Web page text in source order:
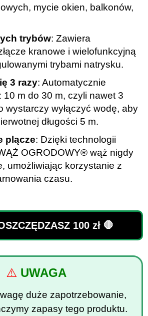
mycie okien, balkonów,
trybów: Zawiera
kranowe i wielofunkcyjną
trybami natrysku.
3 razy: Automatycznie
10 m do 30 m, czyli nawet 3
wystarczy wyłączyć wodę, aby
długości 5 m.
plącze: Dzięki technologii
OGRODOWY®️ wąż nigdy
umożliwiając korzystanie z
czasu.
100 zł 🛑
⚠️ UWAGA
duże zapotrzebowanie,
zapasy tego produktu.